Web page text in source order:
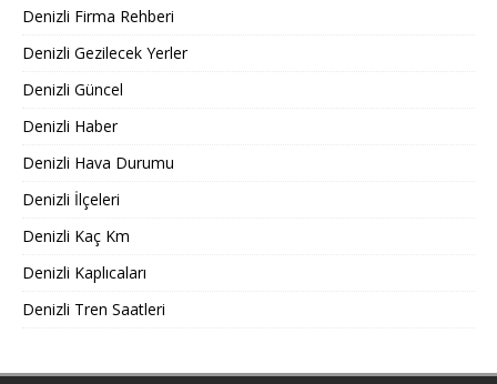
Denizli Firma Rehberi
Denizli Gezilecek Yerler
Denizli Güncel
Denizli Haber
Denizli Hava Durumu
Denizli İlçeleri
Denizli Kaç Km
Denizli Kaplıcaları
Denizli Tren Saatleri